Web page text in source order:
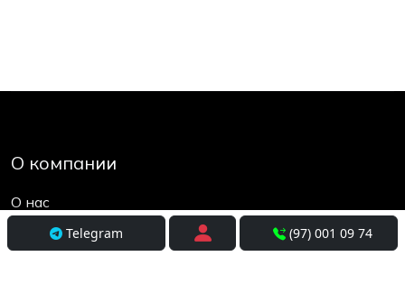
О компании
О нас
КонтактыTelegram (97) 001 09 74